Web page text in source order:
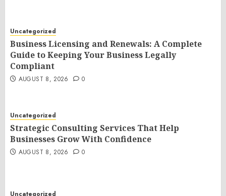
Uncategorized
Business Licensing and Renewals: A Complete
Guide to Keeping Your Business Legally
Compliant
AUGUST 8, 2026 0
Uncategorized
Strategic Consulting Services That Help
Businesses Grow With Confidence
AUGUST 8, 2026 0
Uncategorized